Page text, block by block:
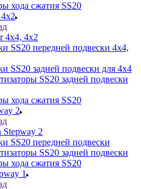
хода сжатия SS20
4х4, 4х2
SS20 передней подвески 4х4,
SS20 задней подвески для 4х4
SS20 задней подвески
хода сжатия SS20
2
Stepway 2
SS20 передней подвески
SS20 задней подвески
хода сжатия SS20
1